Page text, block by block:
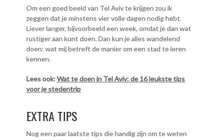
Om een goed beeld van Tel Aviv te krijgen zou ik
zeggen dat je minstens vier volle dagen nodig hebt.
Liever langer, bijvoorbeeld een week, omdat je dan wat
rustiger aan kunt doen. Dan kun je alles wandelend
doen: wat mij betreft de manier om een stad te leren
kennen.
Lees ook:Wat te doen in Tel Aviv: de 16 leukste tips
voor je stedentrip
EXTRA TIPS
Nog een paar laatste tips die handig zijn om te weten